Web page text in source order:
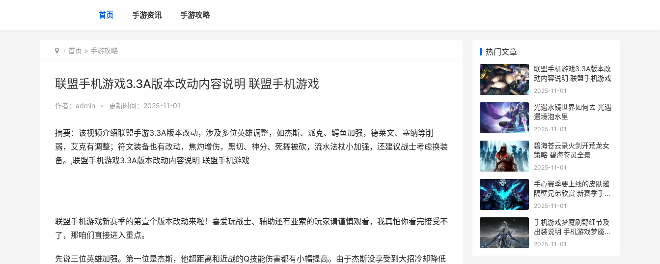
首页 手游资讯 手游攻略
首页 > 手游攻略
联盟手机游戏3.3A版本改动内容说明 联盟手机游戏
作者： admin • 更新时间：2025-11-01
摘要：该视频介绍联盟手游3.3A版本改动，涉及多位英雄调整，如杰斯、派克、鳄鱼加强，德莱文、塞纳等削
弱，艾克有调整；符文装备也有改动，焦灼增伤，黑切、神分、死舞被砍，流水法杖小加强，还建议战士考虑换装
备。,联盟手机游戏3.3A版本改动内容说明 联盟手机游戏
联盟手机游戏新赛季的第壹个版本改动来啦！喜爱玩战士、辅助还有亚索的玩家请谨慎观看，我真怕你看完接受不
了，那咱们直接进入重点。
先说三位英雄加强。第一位是杰斯，他超距离和近战的Q技能伤害都有小幅提高。由于杰斯没享受到大招冷却降低
热门文章
联盟手机游戏3.3A版本改
动内容说明 联盟手机游戏
2025-11-01
光遇水镜世界如何去 光遇
遇境泡水里
2025-11-01
碧海苍云录火剑开荒龙女
策略 碧海苍灵全景
2025-11-01
手心赛季要上线的皮肤邀
隔壁兄弟欣赏 新赛季手册
值得买吗
2025-11-01
手机游戏梦魇刷野细节及
出装说明 手机游戏梦魇刷
金币教程
2025-11-01